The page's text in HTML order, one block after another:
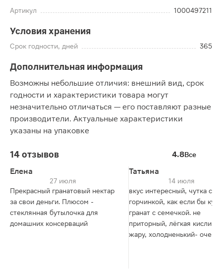
Артикул
1000497211
Условия хранения
Срок годности, дней 365
Дополнительная информация
Возможны небольшие отличия: внешний вид, срок
годности и характеристики товара могут
незначительно отличаться — его поставляют разные
производители. Актуальные характеристики
указаны на упаковке
14 отзывов 4.8Все
Елена
27 июля
Прекрасный гранатовый нектар
за свои деньги. Плюсом -
стеклянная бутылочка для
домашних консерваций
Татьяна
14 июля
вкус интересный, чутка с
горчинкой, как если бы
гранат с семечкой. не
приторный, лёгкая
жару, холодненький- очень